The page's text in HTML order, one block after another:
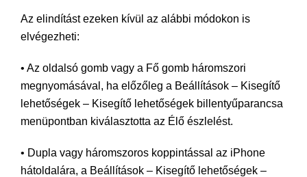
Az elindítást ezeken kívül az alábbi módokon is
elvégezheti:
• Az oldalsó gomb vagy a Fő gomb háromszori
megnyomásával, ha előzőleg a Beállítások – Kisegítő
lehetőségek – Kisegítő lehetőségek billentyűparancsa
menüpontban kiválasztotta az Élő észlelést.
• Dupla vagy háromszoros koppintással az iPhone
hátoldalára, a Beállítások – Kisegítő lehetőségek –